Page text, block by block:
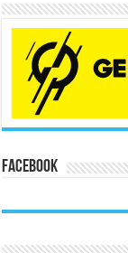
Facebook